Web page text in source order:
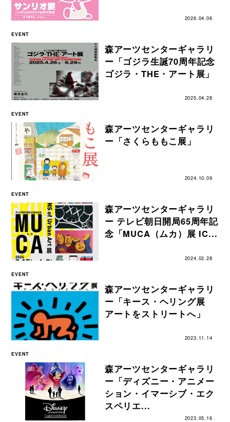
2026.04.06
EVENT
森アーツセンターギャラリ
ー「ゴジラ生誕70周年記念
ゴジラ・THE・アート展」
2025.04.28
EVENT
森アーツセンターギャラリ
ー「さくらももこ展」
2024.10.09
EVENT
森アーツセンターギャラリ
ー テレビ朝日開局65周年記
念「MUCA（ムカ）展 IC...
2024.02.28
EVENT
森アーツセンターギャラリ
ー「キース・ヘリング展
アートをストリートへ」
2023.11.14
EVENT
森アーツセンターギャラリ
ー「ディズニー・アニメー
ション・イマーシブ・エク
スペリエ...
2023.05.16